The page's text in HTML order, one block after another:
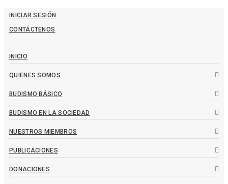
INICIAR SESIÓN
CONTÁCTENOS
INICIO
QUIENES SOMOS
BUDISMO BÁSICO
BUDISMO EN LA SOCIEDAD
NUESTROS MIEMBROS
PUBLICACIONES
DONACIONES